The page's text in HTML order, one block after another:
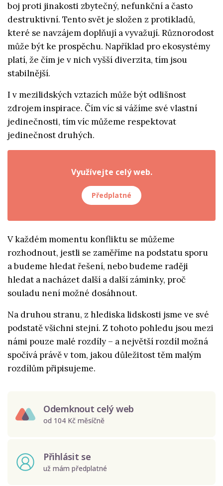
boj proti jinakosti zbytečný, nefunkční a často
destruktivní. Tento svět je složen z protikladů,
které se navzájem doplňují a vyvažují. Různorodost
může být ke prospěchu. Například pro ekosystémy
platí, že čím je v nich vyšší diverzita, tím jsou
stabilnější.
I v mezilidských vztazích může být odlišnost
zdrojem inspirace. Čím víc si vážíme své vlastní
jedinečnosti, tím víc můžeme respektovat
jedinečnost druhých.
Využívejte celý web.
Předplatné
V každém momentu konfliktu se můžeme
rozhodnout, jestli se zaměříme na podstatu sporu
a budeme hledat řešení, nebo budeme raději
hledat a nacházet další a další záminky, proč
souladu není možné dosáhnout.
Na druhou stranu, z hlediska lidskosti jsme ve své
podstatě všichni stejní. Z tohoto pohledu jsou mezi
námi pouze malé rozdíly – a největší rozdíl možná
spočívá právě v tom, jakou důležitost těm malým
rozdílům připisujeme.
Odemknout celý web
od 104 Kč měsíčně
Přihlásit se
už mám předplatné